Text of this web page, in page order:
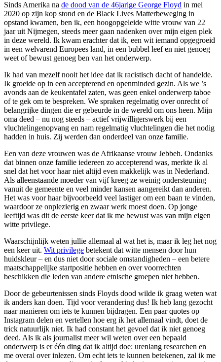
Sinds Amerika na de dood van de 46jarige George Floyd in mei
2020 op zijn kop stond en de Black Lives Matterbeweging in
opstand kwamen, ben ik, een hoogopgeleide witte vrouw van 22
jaar uit Nijmegen, steeds meer gaan nadenken over mijn eigen plek
in deze wereld. Ik kwam erachter dat ik, een wit iemand opgegroeid
in een welvarend Europees land, in een bubbel leef en niet genoeg
weet of bewust genoeg ben van het onderwerp.
Ik had van mezelf nooit het idee dat ik racistisch dacht of handelde.
Ik groeide op in een accepterend en openminded gezin. Als we ’s
avonds aan de keukentafel zaten, was geen enkel onderwerp taboe
of te gek om te bespreken. We spraken regelmatig over onrecht of
belangrijke dingen die er gebeurde in de wereld om ons heen. Mijn
oma deed – nu nog steeds – actief vrijwilligerswerk bij een
vluchtelingenopvang en nam regelmatig vluchtelingen die het nodig
hadden in huis. Zij werden dan onderdeel van onze familie.
Een van deze vrouwen was de Afrikaanse vrouw Jebbeh. Ondanks
dat binnen onze familie iedereen zo accepterend was, merkte ik al
snel dat het voor haar niet altijd even makkelijk was in Nederland.
Als alleenstaande moeder van vijf kreeg ze weinig ondersteuning
vanuit de gemeente en veel minder kansen aangereikt dan anderen.
Het was voor haar bijvoorbeeld veel lastiger om een baan te vinden,
waardoor ze onplezierig en zwaar werk moest doen. Op jonge
leeftijd was dit de eerste keer dat ik me bewust was van mijn eigen
witte privilege.
Waarschijnlijk weten jullie allemaal al wat het is, maar ik leg het nog
een keer uit. Wit privilege betekent dat witte mensen door hun
huidskleur – en dus niet door sociale omstandigheden – een betere
maatschappelijke startpositie hebben en over voorrechten
beschikken die leden van andere etnische groepen niet hebben.
Door de gebeurtenissen sinds Floyds dood wilde ik graag weten wat
ik anders kan doen. Tijd voor verandering dus! Ik heb lang gezocht
naar manieren om iets te kunnen bijdragen. Een paar quotes op
Instagram delen en vertellen hoe erg ik het allemaal vindt, doet de
trick natuurlijk niet. Ik had constant het gevoel dat ik niet genoeg
deed. Als ik als journalist meer wil weten over een bepaald
onderwerp is er één ding dat ik altijd doe: urenlang researchen en
me overal over inlezen. Om echt iets te kunnen betekenen, zal ik me